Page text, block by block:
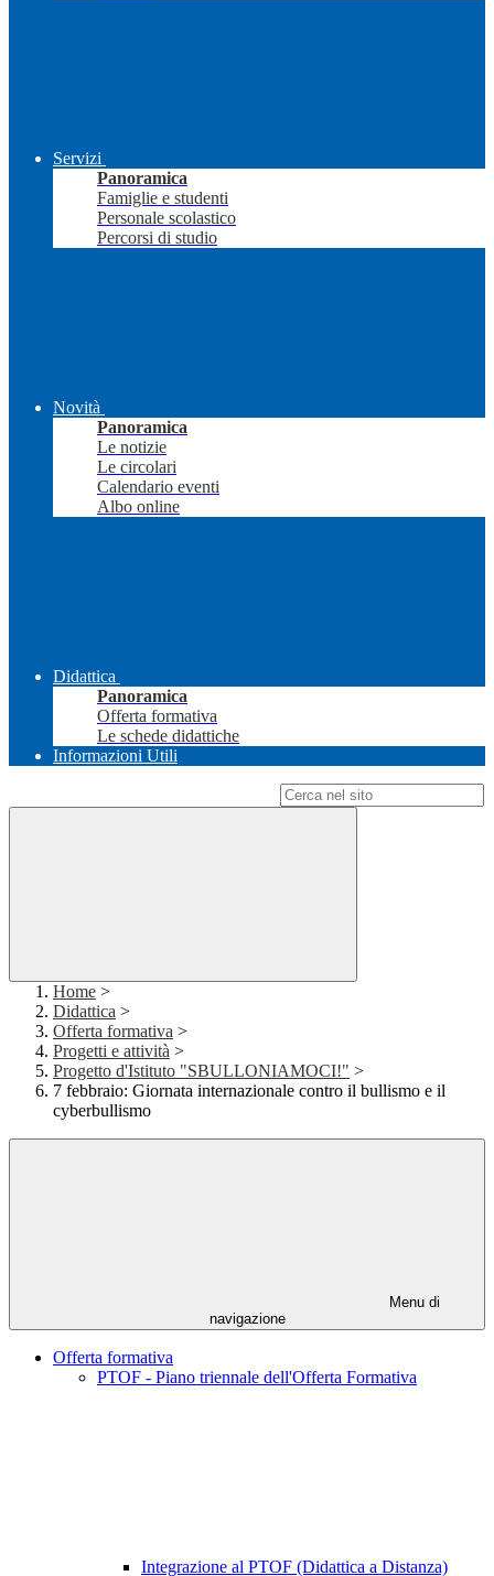
Servizi
Panoramica
Famiglie e studenti
Personale scolastico
Percorsi di studio
Novità
Panoramica
Le notizie
Le circolari
Calendario eventi
Albo online
Didattica
Panoramica
Offerta formativa
Le schede didattiche
Informazioni Utili
Home >
Didattica >
Offerta formativa >
Progetti e attività >
Progetto d'Istituto "SBULLONIAMOCI!" >
7 febbraio: Giornata internazionale contro il bullismo e il
cyberbullismo
Menu di
navigazione
Offerta formativa
PTOF - Piano triennale dell'Offerta Formativa
Integrazione al PTOF (Didattica a Distanza)